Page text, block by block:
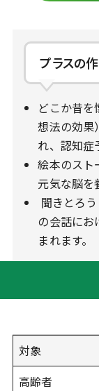
プラスの
どこか昔
想法の効果
れ、認知症
絵本のスト
元気な脳を
聞きとろ
の会話にお
まれます。
対象
高齢者